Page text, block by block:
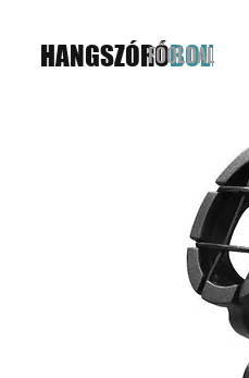
HANGSZÓRÓBOLT
FŐOLDAL